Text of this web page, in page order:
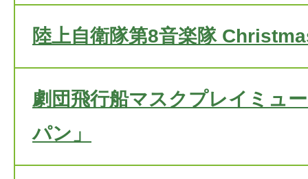
陸上自衛隊第8音楽隊
劇団飛行船マスクプレイミュ
パン」